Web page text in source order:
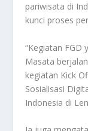
pariwisata di
kunci proses
“Kegiatan FGD
Masata
kegiatan Kick
Sosialisasi
Indonesia di